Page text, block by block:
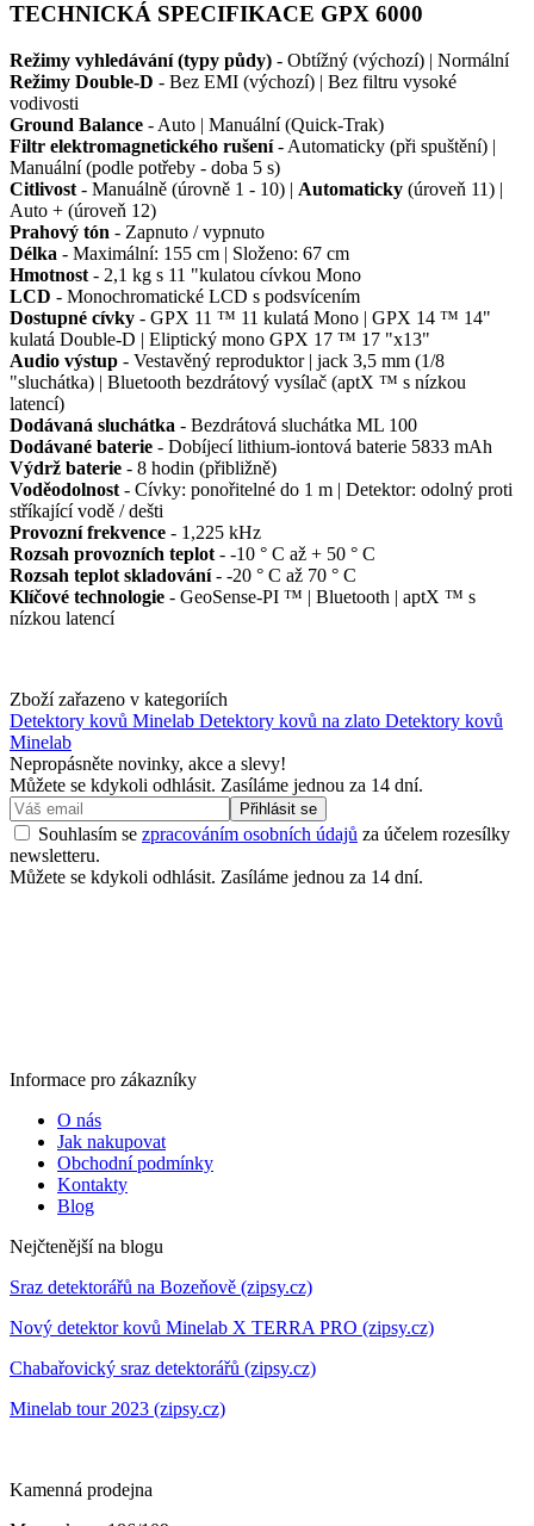
TECHNICKÁ SPECIFIKACE GPX 6000
Režimy vyhledávání (typy půdy) - Obtížný (výchozí) | Normální
Režimy Double-D - Bez EMI (výchozí) | Bez filtru vysoké
vodivosti
Ground Balance - Auto | Manuální (Quick-Trak)
Filtr elektromagnetického rušení- Automaticky (při spuštění) |
Manuální (podle potřeby - doba 5 s)
Citlivost - Manuálně (úrovně 1 - 10) | Automaticky (úroveň 11) |
Auto + (úroveň 12)
Prahový tón - Zapnuto / vypnuto
Délka - Maximální: 155 cm | Složeno: 67 cm
Hmotnost - 2,1 kg s 11 "kulatou cívkou Mono
LCD - Monochromatické LCD s podsvícením
Dostupné cívky - GPX 11 ™ 11 kulatá Mono | GPX 14 ™ 14"
kulatá Double-D | Eliptický mono GPX 17 ™ 17 "x13"
Audio výstup - Vestavěný reproduktor | jack 3,5 mm (1/8
"sluchátka) | Bluetooth bezdrátový vysílač (aptX ™ s nízkou
latencí)
Dodávaná sluchátka - Bezdrátová sluchátka ML 100
Dodávané baterie - Dobíjecí lithium-iontová baterie 5833 mAh
Výdrž baterie - 8 hodin (přibližně)
Voděodolnost - Cívky: ponořitelné do 1 m | Detektor: odolný proti
stříkající vodě / dešti
Provozní frekvence - 1,225 kHz
Rozsah provozních teplot - -10 ° C až + 50 ° C
Rozsah teplot skladování- -20 ° C až 70 ° C
Klíčové technologie - GeoSense-PI ™ | Bluetooth | aptX ™ s
nízkou latencí
Zboží zařazeno v kategoriích
Detektory kovů Minelab Detektory kovů na zlato Detektory kovů
Minelab
Nepropásněte novinky, akce a slevy!
Můžete se kdykoli odhlásit. Zasíláme jednou za 14 dní.
Přihlásit se
Souhlasím se zpracováním osobních údajů za účelem rozesílky
newsletteru.
Můžete se kdykoli odhlásit. Zasíláme jednou za 14 dní.
Informace pro zákazníky
O nás
Jak nakupovat
Obchodní podmínky
Kontakty
Blog
Nejčtenější na blogu
Sraz detektorářů na Bozeňově (zipsy.cz)
Nový detektor kovů Minelab X TERRA PRO (zipsy.cz)
Chabařovický sraz detektorářů (zipsy.cz)
Minelab tour 2023 (zipsy.cz)
Kamenná prodejna